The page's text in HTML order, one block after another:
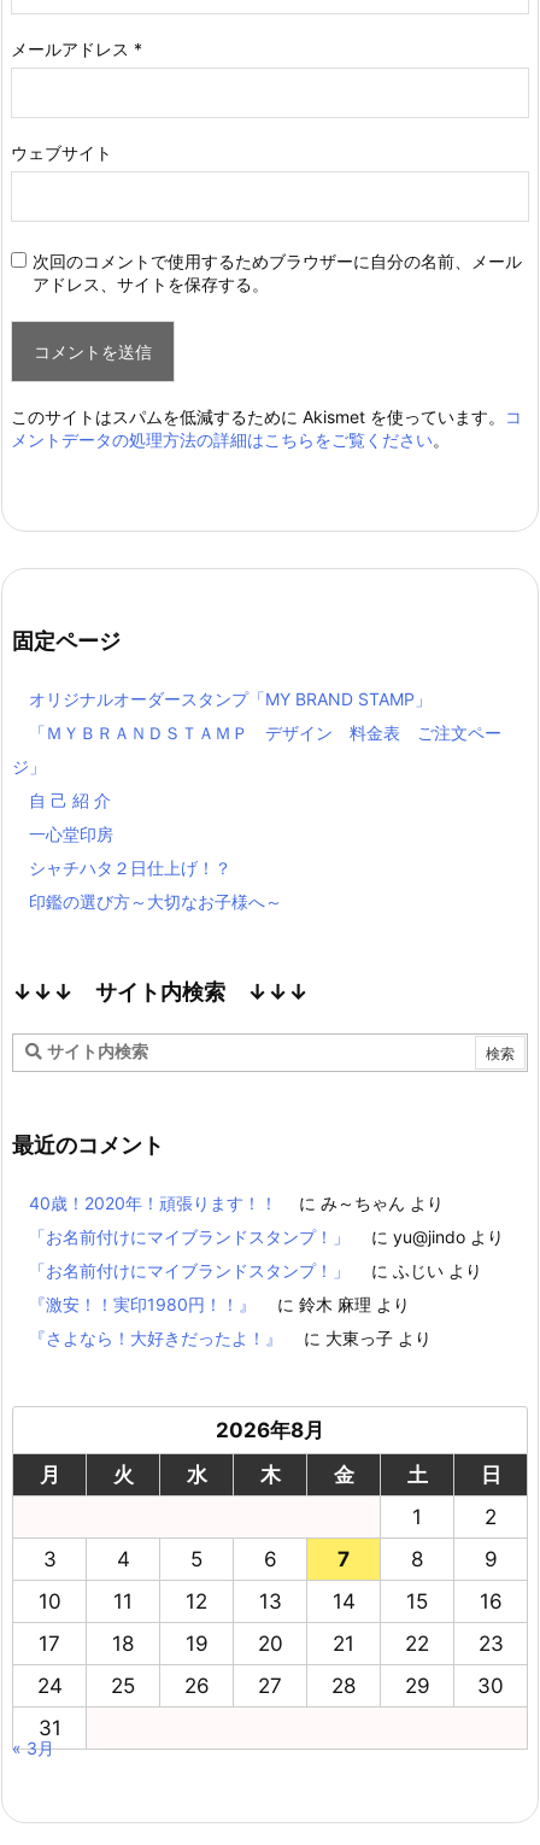
メールアドレス *
ウェブサイト
次回のコメントで使用するためブラウザーに自分の名前、メール
アドレス、サイトを保存する。
このサイトはスパムを低減するために Akismet を使っています。
コ
メントデータの処理方法の詳細はこちらをご覧ください。
固定ページ
オリジナルオーダースタンプ「MY BRAND STAMP」
「ＭＹＢＲＡＮＤＳＴＡＭＰ デザイン 料金表 ご注文ペー
ジ」
自 己 紹 介
一心堂印房
シャチハタ２日仕上げ！？
印鑑の選び方～大切なお子様へ～
↓↓↓ サイト内検索 ↓↓↓
最近のコメント
40歳！2020年！頑張ります！！ に み～ちゃん より
「お名前付けにマイブランドスタンプ！」
に yu@jindo より
「お名前付けにマイブランドスタンプ！」
に ふじい より
『激安！！実印1980円！！』
に 鈴木 麻理 より
『さよなら！大好きだったよ！』
に 大東っ子 より
2026年8月
月
火 水 木 金 土
日
1
2
3
4 5 6 7 8
9
10
11 12 13 14 15
16
17
18 19 20 21 22
23
24
25 26 27 28 29
30
31
« 3月